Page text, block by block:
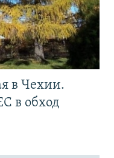
в Чехии.
в обход